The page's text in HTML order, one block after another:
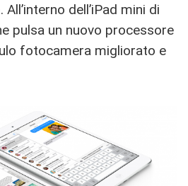
dell’iPad mini di
pulsa un nuovo processore
fotocamera migliorato e